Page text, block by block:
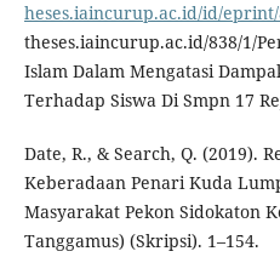
heses.iaincurup.ac.id/id/
theses.iaincurup.ac.id/838/1/
Islam Dalam Mengatasi
Terhadap Siswa Di Smpn 17
Date, R., & Search, Q. (2019).
Keberadaan Penari Kuda
Masyarakat Pekon Sidokaton
Tanggamus) (Skripsi). 1–154.